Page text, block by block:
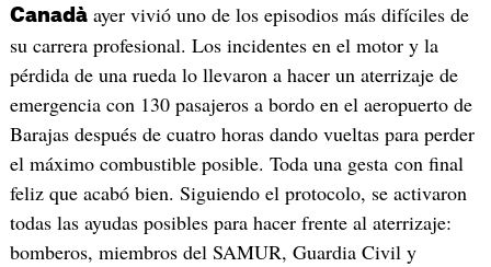
Canadàayer vivió uno de los episodios más difíciles de
su carrera profesional. Los incidentes en el motor y la
pérdida de una rueda lo llevaron a hacer un aterrizaje de
emergencia con 130 pasajeros a bordo en el aeropuerto de
Barajas después de cuatro horas dando vueltas para perder
el máximo combustible posible. Toda una gesta con final
feliz que acabó bien. Siguiendo el protocolo, se activaron
todas las ayudas posibles para hacer frente al aterrizaje:
bomberos, miembros del SAMUR, Guardia Civil y